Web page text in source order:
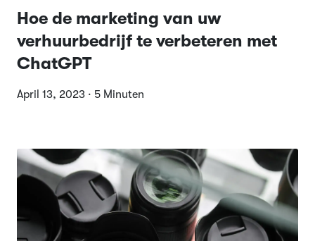
Hoe de marketing van uw
verhuurbedrijf te verbeteren met
ChatGPT
April 13, 2023 · 5 Minuten